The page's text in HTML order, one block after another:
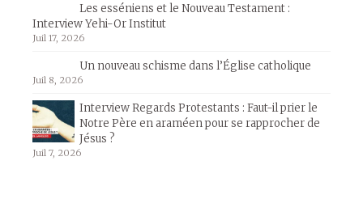
Les esséniens et le Nouveau Testament :
Interview Yehi-Or Institut
Juil 17, 2026
Un nouveau schisme dans l’Église catholique
Juil 8, 2026
Interview Regards Protestants : Faut-il prier le
Notre Père en araméen pour se rapprocher de
Jésus ?
Juil 7, 2026